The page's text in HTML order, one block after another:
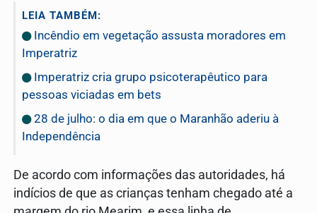
LEIA TAMBÉM:
Incêndio em vegetação assusta moradores em
Imperatriz
Imperatriz cria grupo psicoterapêutico para
pessoas viciadas em bets
28 de julho: o dia em que o Maranhão aderiu à
Independência
De acordo com informações das autoridades, há
indícios de que as crianças tenham chegado até a